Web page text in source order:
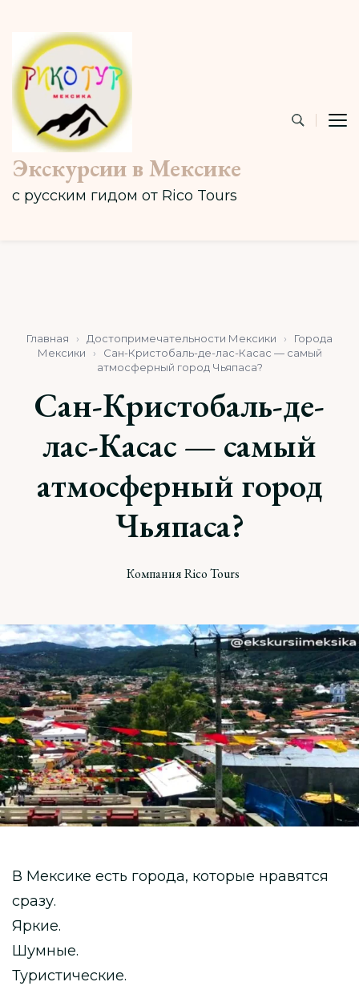
Экскурсии в Мексике
с русским гидом от Rico Tours
Главная › Достопримечательности Мексики ›
Города
Мексики
›
Сан-Кристобаль-де-лас-Касас — самый
атмосферный город Чьяпаса?
Сан-Кристобаль-де-
лас-Касас — самый
атмосферный город
Чьяпаса?
Компания Rico Tours
В Мексике есть города, которые нравятся
сразу.
Яркие.
Шумные.
Туристические.